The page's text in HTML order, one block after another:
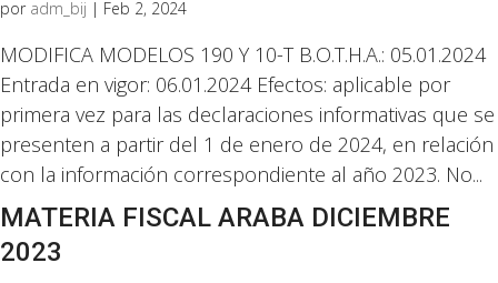
por adm_bij | Feb 2, 2024
MODIFICA MODELOS 190 Y 10-T B.O.T.H.A.: 05.01.2024
Entrada en vigor: 06.01.2024 Efectos: aplicable por
primera vez para las declaraciones informativas que se
presenten a partir del 1 de enero de 2024, en relación
con la información correspondiente al año 2023. No...
MATERIA FISCAL ARABA DICIEMBRE
2023